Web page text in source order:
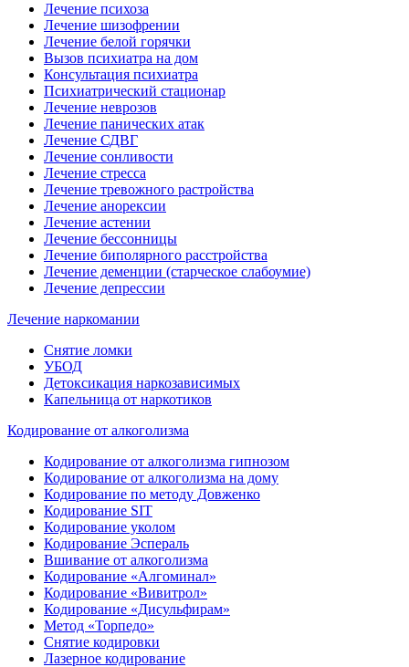
Лечение психоза
Лечение шизофрении
Лечение белой горячки
Вызов психиатра на дом
Консультация психиатра
Психиатрический стационар
Лечение неврозов
Лечение панических атак
Лечение СДВГ
Лечение сонливости
Лечение стресса
Лечение тревожного растройства
Лечение анорексии
Лечение астении
Лечение бессонницы
Лечение биполярного расстройства
Лечение деменции (старческое слабоумие)
Лечение депрессии
Лечение наркомании
Снятие ломки
УБОД
Детоксикация наркозависимых
Капельница от наркотиков
Кодирование от алкоголизма
Кодирование от алкоголизма гипнозом
Кодирование от алкоголизма на дому
Кодирование по методу Довженко
Кодирование SIT
Кодирование уколом
Кодирование Эспераль
Вшивание от алкоголизма
Кодирование «Алгоминал»
Кодирование «Вивитрол»
Кодирование «Дисульфирам»
Метод «Торпедо»
Снятие кодировки
Лазерное кодирование